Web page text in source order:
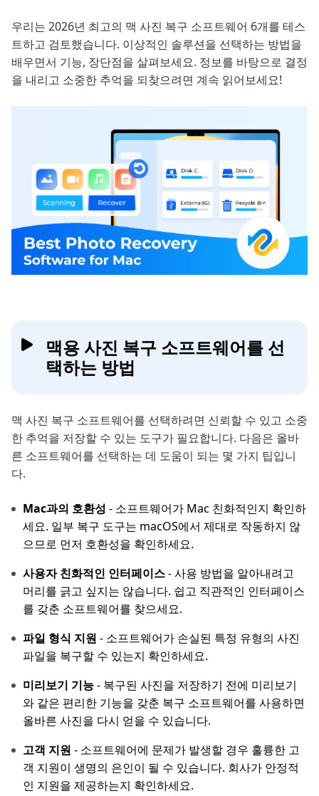
우리는 2026년 최고의 맥 사진 복구 소프트웨어 6개를 테스
트하고 검토했습니다. 이상적인 솔루션을 선택하는 방법을
배우면서 기능, 장단점을 살펴보세요. 정보를 바탕으로 결정
을 내리고 소중한 추억을 되찾으려면 계속 읽어보세요!
맥용 사진 복구 소프트웨어를 선
택하는 방법
맥 사진 복구 소프트웨어를 선택하려면 신뢰할 수 있고 소중
한 추억을 저장할 수 있는 도구가 필요합니다. 다음은 올바
른 소프트웨어를 선택하는 데 도움이 되는 몇 가지 팁입니
다.
Mac과의 호환성 - 소프트웨어가 Mac 친화적인지 확인하
세요. 일부 복구 도구는 macOS에서 제대로 작동하지 않
으므로 먼저 호환성을 확인하세요.
사용자 친화적인 인터페이스- 사용 방법을 알아내려고
머리를 긁고 싶지는 않습니다. 쉽고 직관적인 인터페이스
를 갖춘 소프트웨어를 찾으세요.
파일 형식 지원 - 소프트웨어가 손실된 특정 유형의 사진
파일을 복구할 수 있는지 확인하세요.
미리보기 기능- 복구된 사진을 저장하기 전에 미리보기
와 같은 편리한 기능을 갖춘 복구 소프트웨어를 사용하면
올바른 사진을 다시 얻을 수 있습니다.
고객 지원 - 소프트웨어에 문제가 발생할 경우 훌륭한 고
객 지원이 생명의 은인이 될 수 있습니다. 회사가 안정적
인 지원을 제공하는지 확인하세요.